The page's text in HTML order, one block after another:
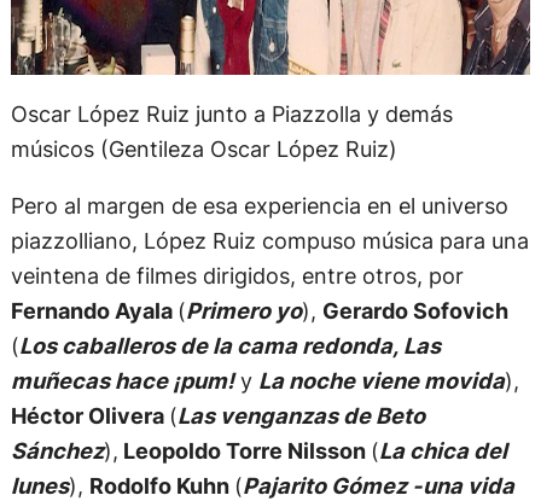
Oscar López Ruiz junto a Piazzolla y demás
músicos (Gentileza Oscar López Ruiz)
Pero al margen de esa experiencia en el universo
piazzolliano, López Ruiz compuso música para una
veintena de filmes dirigidos, entre otros, por
Fernando Ayala (Primero yo), Gerardo Sofovich
(Los caballeros de la cama redonda, Las
muñecas hace ¡pum!y La noche viene movida),
Héctor Olivera (Las venganzas de Beto
Sánchez), Leopoldo Torre Nilsson (La chica del
lunes), Rodolfo Kuhn (Pajarito Gómez -una vida